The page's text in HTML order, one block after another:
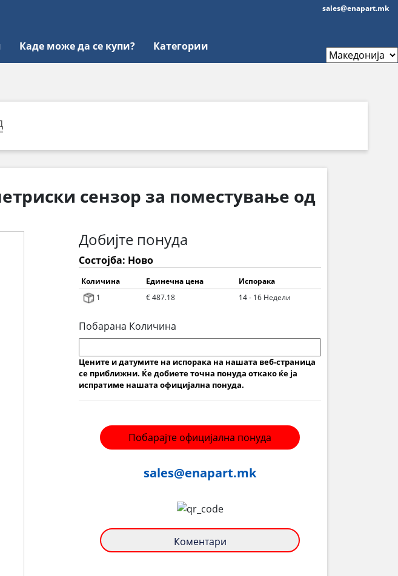
Каде може да се купи? Категории
sales@enapart.mk
сензор за поместување од
Добијте понуда
Состојба: Ново
Количина Единечна цена
Испорака
1
€ 487.18 14 - 16 Недели
Побарана Количина
Цените и датумите на испорака на нашата веб-страница
се приближни. Ќе добиете точна понуда откако ќе ја
испратиме нашата официјална понуда.
Побарајте официјална понуда
sales@enapart.mk
Коментари